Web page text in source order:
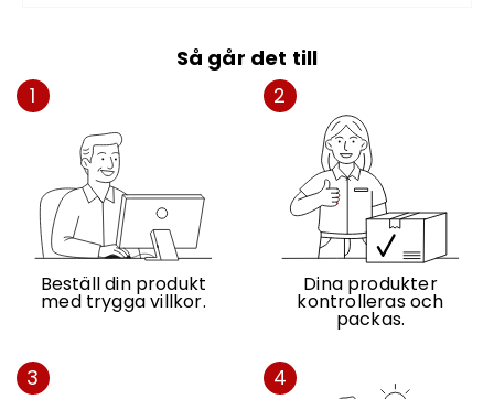
Så går det till
1
Beställ din produkt
med trygga villkor.
2
Dina produkter
kontrolleras och
packas.
3 4